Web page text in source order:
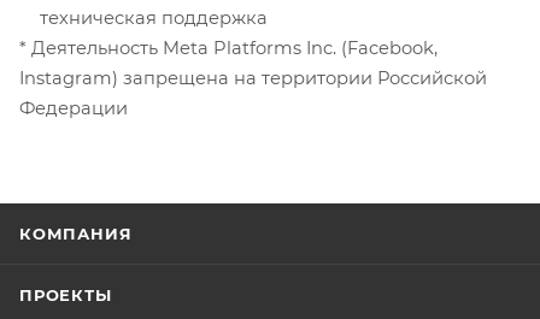
техническая поддержка
* Деятельность Meta Platforms Inc. (Facebook,
Instagram) запрещена на территории Российской
Федерации
КОМПАНИЯ
ПРОЕКТЫ